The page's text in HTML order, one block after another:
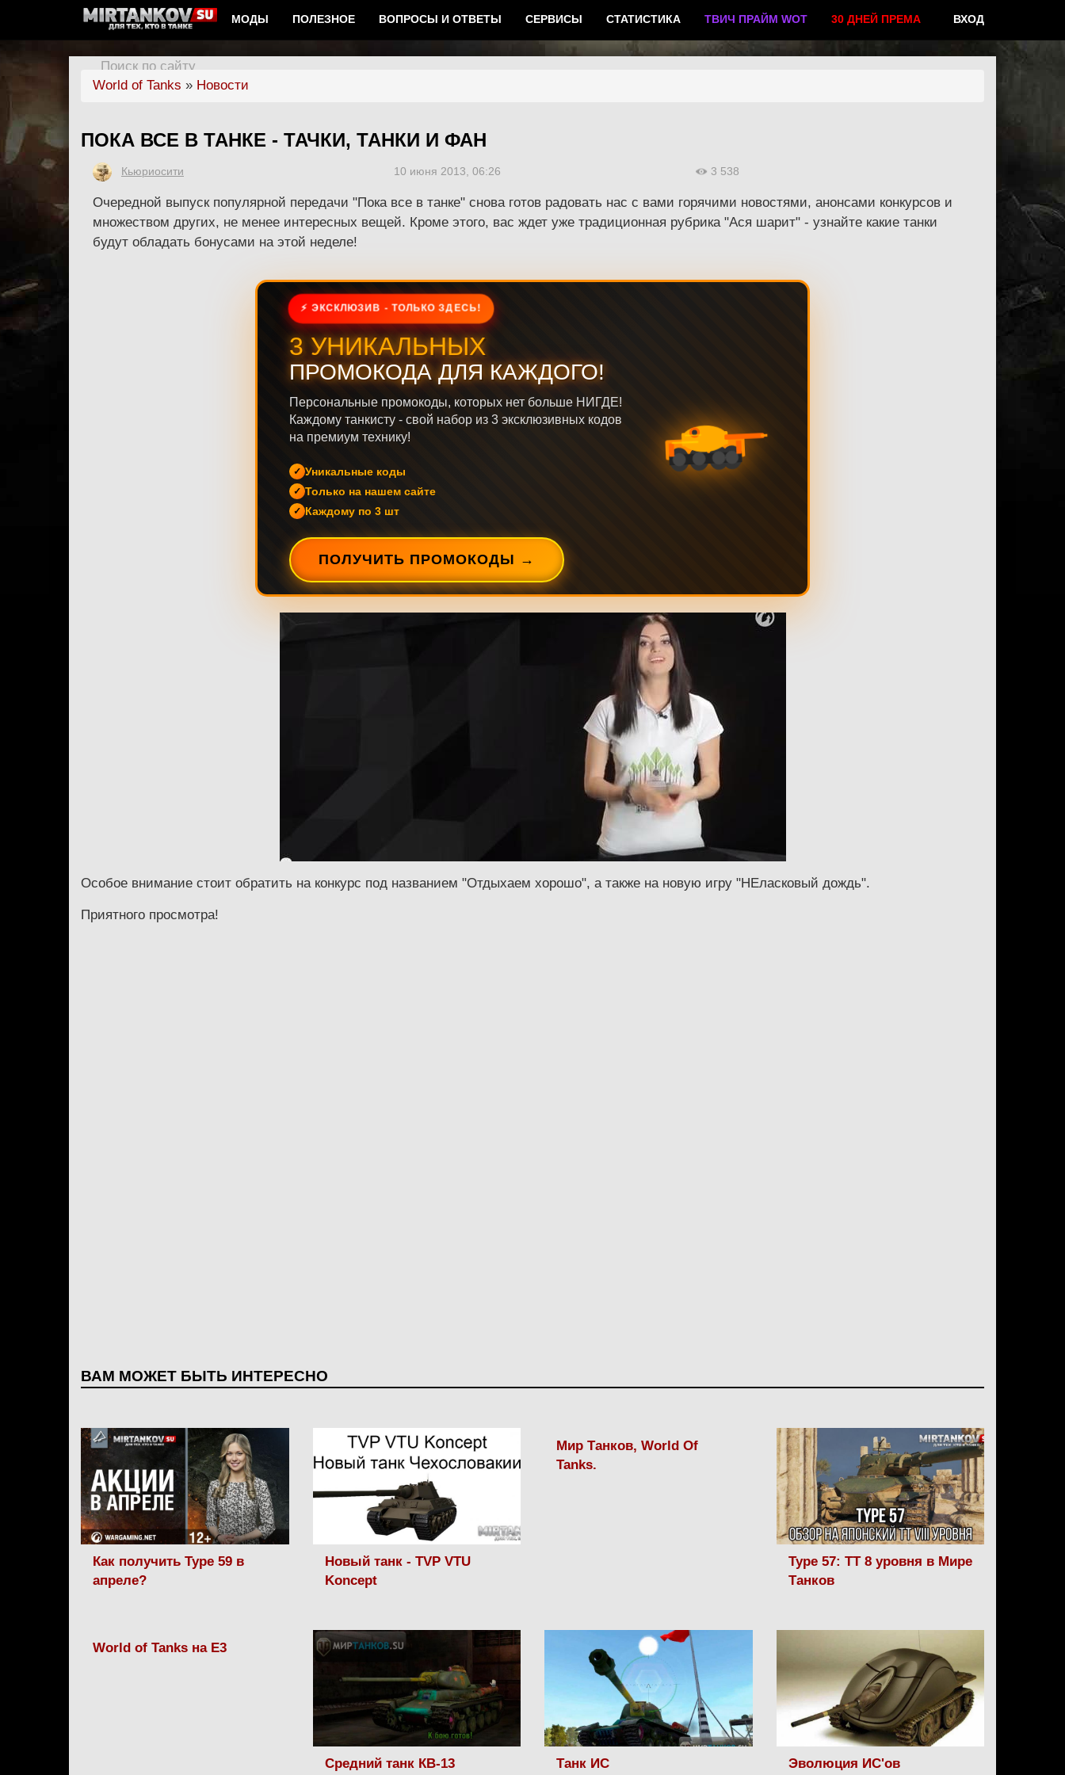
МОДЫ ПОЛЕЗНОЕ ВОПРОСЫ И ОТВЕТЫ СЕРВИСЫ СТАТИСТИКА ТВИЧ ПРАЙМ WOT 30 ДНЕЙ ПРЕМА ВХОД
Поиск по сайту
World of Tanks » Новости
ПОКА ВСЕ В ТАНКЕ - ТАЧКИ, ТАНКИ И ФАН
Кьюриосити 10 июня 2013, 06:26 3 538
Очередной выпуск популярной передачи "Пока все в танке" снова готов радовать нас с вами горячими новостями, анонсами конкурсов и
множеством других, не менее интересных вещей. Кроме этого, вас ждет уже традиционная рубрика "Ася шарит" - узнайте какие танки
будут обладать бонусами на этой неделе!
⚡ ЭКСКЛЮЗИВ - ТОЛЬКО ЗДЕСЬ!
3 УНИКАЛЬНЫХ
ПРОМОКОДА ДЛЯ КАЖДОГО!
Персональные промокоды, которых нет больше НИГДЕ!
Каждому танкисту - свой набор из 3 эксклюзивных кодов
на премиум технику!
Уникальные коды
Только на нашем сайте
Каждому по 3 шт
ПОЛУЧИТЬ ПРОМОКОДЫ →
Особое внимание стоит обратить на конкурс под названием "Отдыхаем хорошо", а также на новую игру "НЕласковый дождь".
Приятного просмотра!
ВАМ МОЖЕТ БЫТЬ ИНТЕРЕСНО
Как получить Type 59 в
апреле?
Новый танк - TVP VTU
Koncept
Мир Танков, World Of
Tanks.
Type 57: ТТ 8 уровня в Мире
Танков
World of Tanks на E3
Средний танк КВ-13 Танк ИС Эволюция ИС'ов